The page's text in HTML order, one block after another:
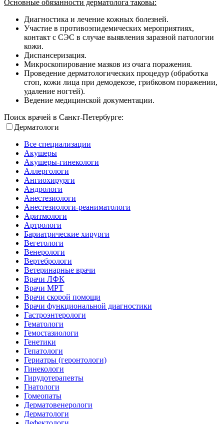
Основные обязанности дерматолога таковы:
Диагностика и лечение кожных болезней.
Участие в противоэпидемических мероприятиях,
контакт с СЭС в случае выявления заразной патологии
кожи.
Диспансеризация.
Микроскопирование мазков из очага поражения.
Проведение дерматологических процедур (обработка
стоп, кожи лица при демодекозе, грибковом поражении,
удаление ногтей).
Ведение медицинской документации.
Поиск врачей в Санкт-Петербурге:
Дерматологи
Все специализации
Акушеры
Акушеры-гинекологи
Аллергологи
Ангиохирурги
Андрологи
Анестезиологи
Анестезиологи-реаниматологи
Аритмологи
Артрологи
Бариатрические хирурги
Вегетологи
Венерологи
Вертебрологи
Ветеринарные врачи
Врачи ЛФК
Врачи МРТ
Врачи скорой помощи
Врачи функциональной диагностики
Гастроэнтерологи
Гематологи
Гемостазиологи
Генетики
Гепатологи
Гериатры (геронтологи)
Гинекологи
Гирудотерапевты
Гнатологи
Гомеопаты
Дерматовенерологи
Дерматологи